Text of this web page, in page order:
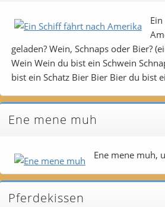
geladen? Wein, Schnaps oder Bier?
Wein Wein du bist ein Schwein
bist ein Schatz Bier Bier Bier du bist
Ene mene muh
Ene mene muh,
Pferdekissen